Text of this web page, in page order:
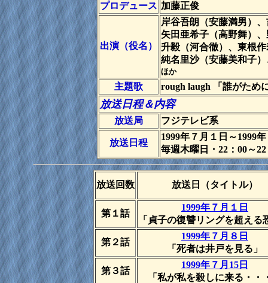
プロデュース 加藤正俊
出演（役名）
岸谷吾朗（安藤満男）
矢田亜希子（高野舞）
升毅（河合徹）、東根
純名里沙（安藤美和子
ほか
主題歌 rough laugh 「誰がため
放送日程＆内容
放送局 フジテレビ系
放送日程
1999年７月１日～1999
毎週木曜日・22：00～
放送回数 放送日（タイトル）
第１話
1999年７月１日
「貞子の復讐リングを超える
第２話
1999年７月８日
「死者は井戸を見る」
第３話
1999年７月15日
「私が私を殺しに来る・・